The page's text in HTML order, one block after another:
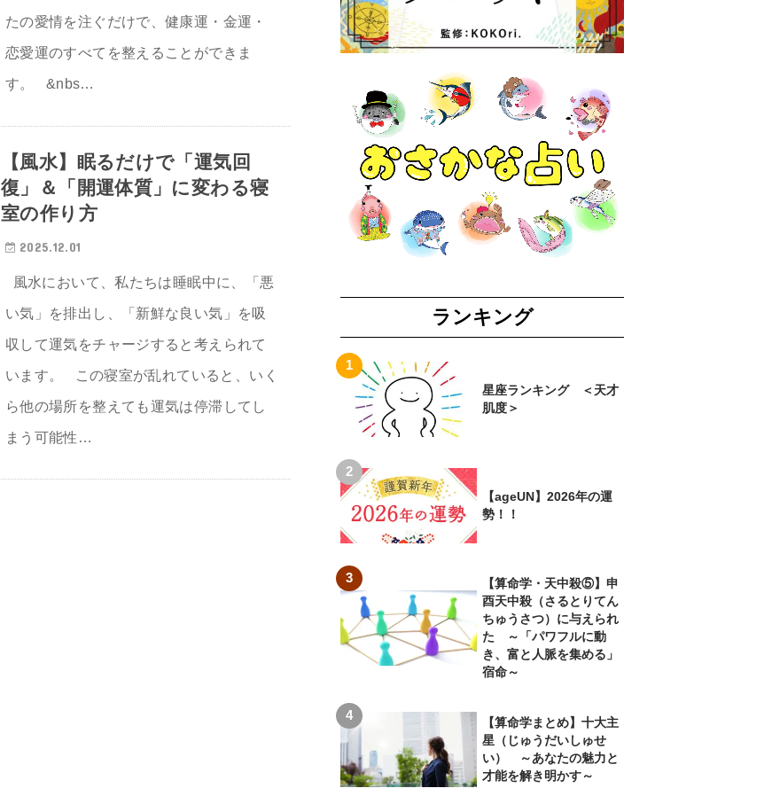
たの愛情を注ぐだけで、健康運・金運・
恋愛運のすべてを整えることができま
す。 &nbs…
【風水】眠るだけで「運気回
復」＆「開運体質」に変わる寝
室の作り方
2025.12.01
風水において、私たちは睡眠中に、「悪
い気」を排出し、「新鮮な良い気」を吸
収して運気をチャージすると考えられて
います。 この寝室が乱れていると、いく
ら他の場所を整えても運気は停滞してし
まう可能性…
ランキング
星座ランキング ＜天才
肌度＞
【ageUN】2026年の運
勢！！
【算命学・天中殺⑤】申
酉天中殺（さるとりてん
ちゅうさつ）に与えられ
た ～「パワフルに動
き、富と人脈を集める」
宿命～
【算命学まとめ】十大主
星（じゅうだいしゅせ
い） ～あなたの魅力と
才能を解き明かす～